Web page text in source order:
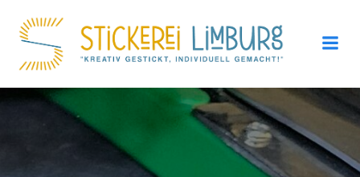
Inhalt
springen